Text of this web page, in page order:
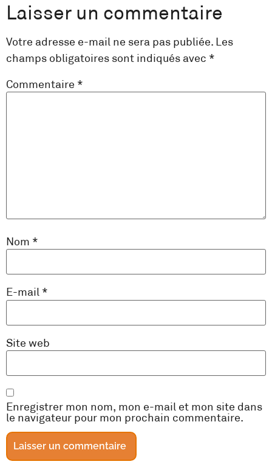
Laisser un commentaire
Votre adresse e-mail ne sera pas publiée. Les
champs obligatoires sont indiqués avec *
Commentaire *
Nom *
E-mail *
Site web
Enregistrer mon nom, mon e-mail et mon site dans
le navigateur pour mon prochain commentaire.